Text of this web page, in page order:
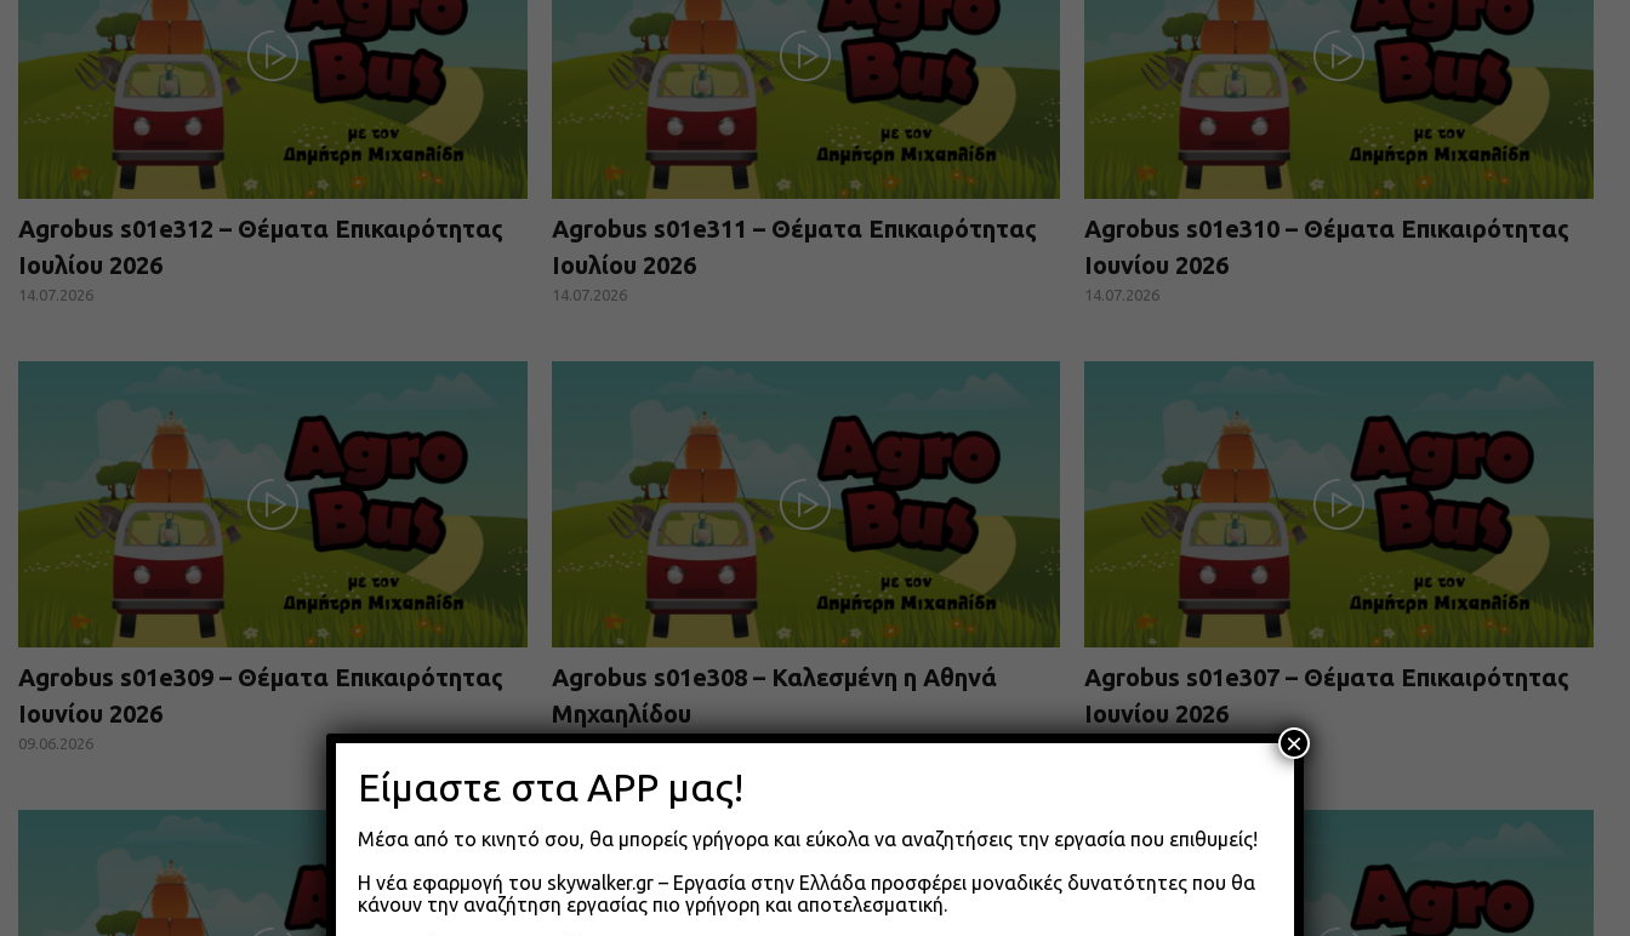
Agrobus s01e312 – Θέματα Επικαιρότητας
Ιουλίου 2026
14.07.2026
Agrobus s01e311 – Θέματα Επικαιρότητας
Ιουλίου 2026
14.07.2026
Agrobus s01e310 – Θέματα Επικαιρότητας
Ιουνίου 2026
14.07.2026
Agrobus s01e309 – Θέματα Επικαιρότητας
Ιουνίου 2026
09.06.2026
Agrobus s01e308 – Καλεσμένη η Αθηνά
Μηχαηλίδου
09.06.2026
Agrobus s01e307 – Θέματα Επικαιρότητας
Ιουνίου 2026
08.06.2026
Είμαστε στα APP μας!
Μέσα από το κινητό σου, θα μπορείς γρήγορα και εύκολα να αναζητήσεις την εργασία που επιθυμείς!
Η νέα εφαρμογή του skywalker.gr – Εργασία στην Ελλάδα προσφέρει μοναδικές δυνατότητες που θα
κάνουν την αναζήτηση εργασίας πιο γρήγορη και αποτελεσματική.
×